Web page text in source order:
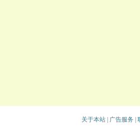
关于本站| 广告服务